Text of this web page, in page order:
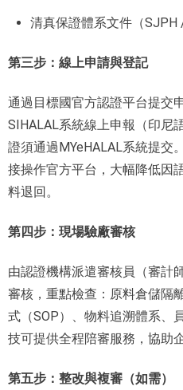
清真保證體系文件（SJPH
第三步：線上申請與登記
通過目標國官方認證平台提交
SIHALAL系統線上申報（印尼
證須通過MYeHALAL系統提交
接操作官方平台，大幅降低因
料退回。
第四步：現場驗廠審核
由認證機構派遣審核員（審計
審核，重點檢查：原料倉儲隔
式（SOP）、物料追溯體系、
技可提供全程陪審服務，協助
第五步：整改與複審（如需）